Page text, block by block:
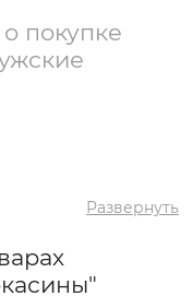
покупке
Развернуть